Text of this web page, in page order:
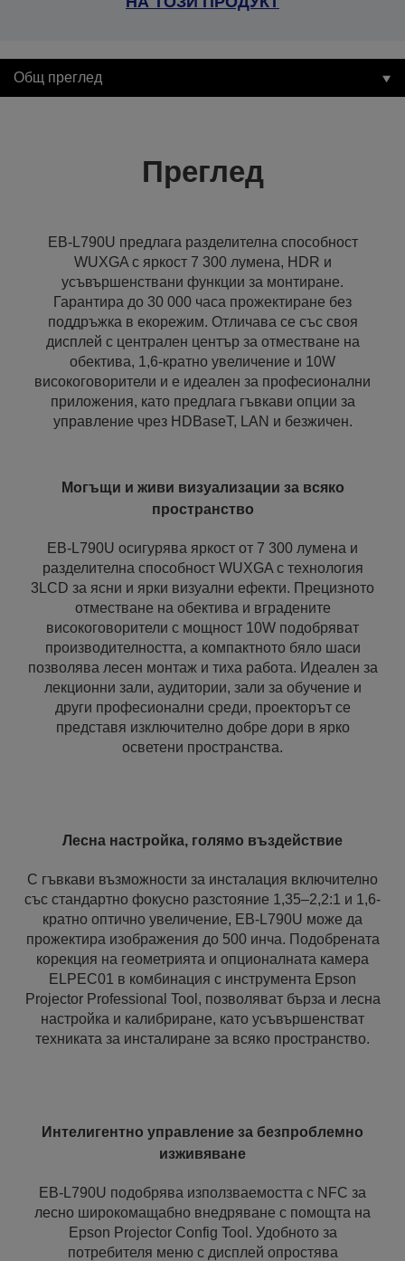
Общ преглед
Преглед
EB-L790U предлага разделителна способност
WUXGA с яркост 7 300 лумена, HDR и
усъвършенствани функции за монтиране.
Гарантира до 30 000 часа прожектиране без
поддръжка в екорежим. Отличава се със своя
дисплей с централен център за отместване на
обектива, 1,6-кратно увеличение и 10W
високоговорители и е идеален за професионални
приложения, като предлага гъвкави опции за
управление чрез HDBaseT, LAN и безжичен.
Могъщи и живи визуализации за всяко
пространство
EB-L790U осигурява яркост от 7 300 лумена и
разделителна способност WUXGA с технология
3LCD за ясни и ярки визуални ефекти. Прецизното
отместване на обектива и вградените
високоговорители с мощност 10W подобряват
производителността, а компактното бяло шаси
позволява лесен монтаж и тиха работа. Идеален за
лекционни зали, аудитории, зали за обучение и
други професионални среди, проекторът се
представя изключително добре дори в ярко
осветени пространства.
Лесна настройка, голямо въздействие
С гъвкави възможности за инсталация включително
със стандартно фокусно разстояние 1,35–2,2:1 и 1,6-
кратно оптично увеличение, EB-L790U може да
прожектира изображения до 500 инча. Подобрената
корекция на геометрията и опционалната камера
ELPEC01 в комбинация с инструмента Epson
Projector Professional Tool, позволяват бърза и лесна
настройка и калибриране, като усъвършенстват
техниката за инсталиране за всяко пространство.
Интелигентно управление за безпроблемно
изживяване
EB-L790U подобрява използваемостта с NFC за
лесно широкомащабно внедряване с помощта на
Epson Projector Config Tool. Удобното за
потребителя меню с дисплей опростява